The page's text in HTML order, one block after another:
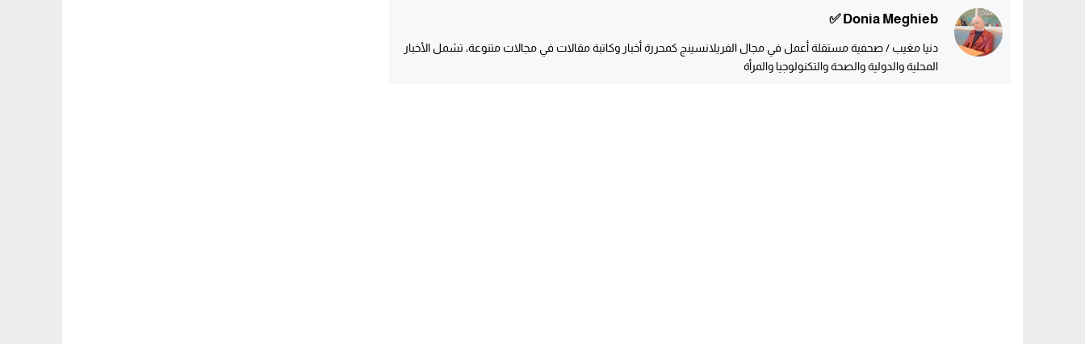
Donia Meghieb ✅
دنيا مغيب / صحفية مستقلة أعمل في مجال الفريلانسينج كمحررة أخبار وكاتبة مقالات في مجالات متنوعة، تشمل الأخبار
المحلية والدولية والصحة والتكنولوجيا والمرأة